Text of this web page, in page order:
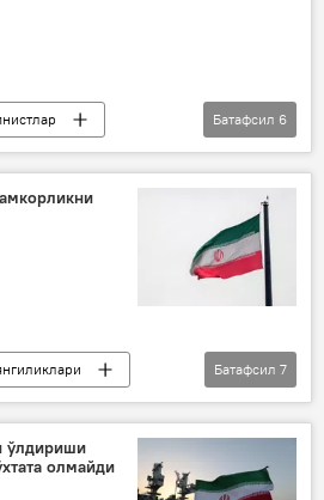
АҚШ
Батафсил 6
Исроил
Батафсил 7
ўлдириши
олмайди